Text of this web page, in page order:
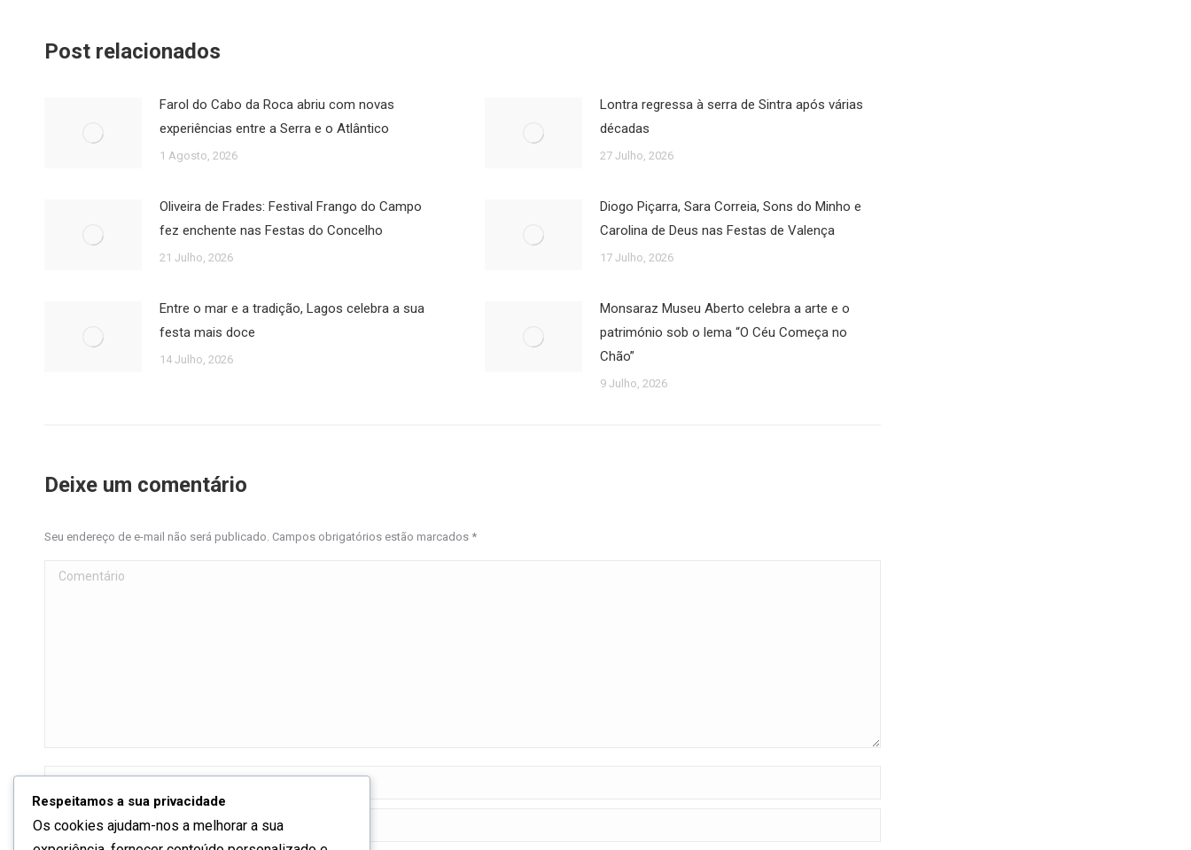
Post relacionados
Farol do Cabo da Roca abriu com novas
experiências entre a Serra e o Atlântico
1 Agosto, 2026
Lontra regressa à serra de Sintra após várias
décadas
27 Julho, 2026
Oliveira de Frades: Festival Frango do Campo
fez enchente nas Festas do Concelho
21 Julho, 2026
Diogo Piçarra, Sara Correia, Sons do Minho e
Carolina de Deus nas Festas de Valença
17 Julho, 2026
Entre o mar e a tradição, Lagos celebra a sua
festa mais doce
14 Julho, 2026
Monsaraz Museu Aberto celebra a arte e o
património sob o lema “O Céu Começa no
Chão”
9 Julho, 2026
Deixe um comentário
Seu endereço de e-mail não será publicado. Campos obrigatórios estão marcados *
Comentário
Nome *
E-mail *
Respeitamos a sua privacidade
Os cookies ajudam-nos a melhorar a sua